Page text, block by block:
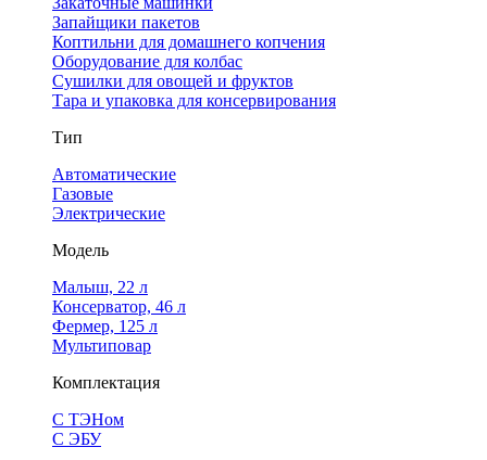
Запайщики пакетов
Коптильни для домашнего копчения
Оборудование для колбас
Сушилки для овощей и фруктов
Тара и упаковка для консервирования
Тип
Автоматические
Газовые
Электрические
Модель
Малыш, 22 л
Консерватор, 46 л
Фермер, 125 л
Мультиповар
Комплектация
С ТЭНом
С ЭБУ